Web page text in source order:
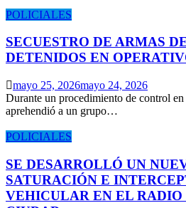
POLICIALES
SECUESTRO DE ARMAS
DETENIDOS EN
mayo 25, 2026mayo 24, 2026
Durante un procedimiento de control
aprehendió a un grupo…
POLICIALES
SE DESARROLLÓ UN
SATURACIÓN E
VEHICULAR EN EL